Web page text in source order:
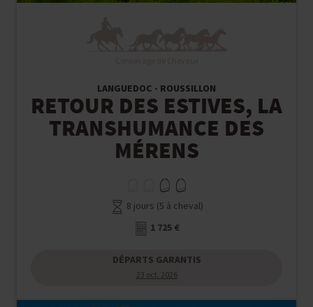
LANGUEDOC - ROUSSILLON
RETOUR DES ESTIVES, LA
TRANSHUMANCE DES
MÉRENS
8 jours (5 à cheval)
1 725 €
DÉPARTS GARANTIS
23 oct. 2026